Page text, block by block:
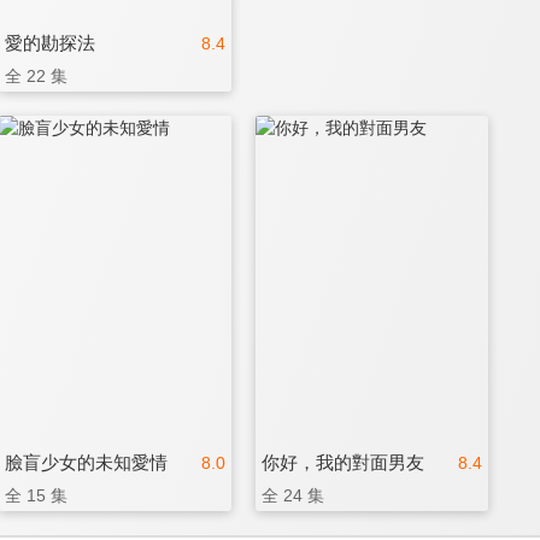
8.4
愛的勘探法
全 22 集
8.0
臉盲少女的未知愛情
全 15 集
8.4
你好，我的對面男友
全 24 集